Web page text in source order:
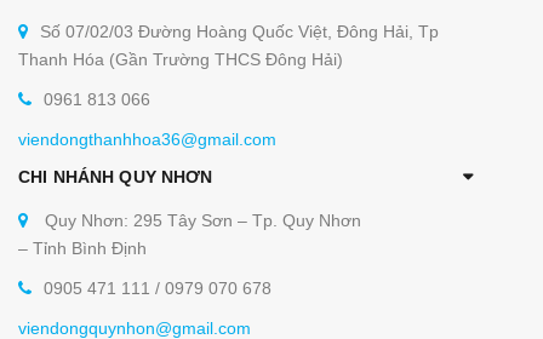
Số 07/02/03 Đường Hoàng Quốc Việt, Đông Hải, Tp
Thanh Hóa (Gần Trường THCS Đông Hải)
0961 813 066
viendongthanhhoa36@gmail.com
CHI NHÁNH QUY NHƠN
Quy Nhơn: 295 Tây Sơn – Tp. Quy Nhơn
– Tỉnh Bình Định
0905 471 111 / 0979 070 678
viendongquynhon@gmail.com